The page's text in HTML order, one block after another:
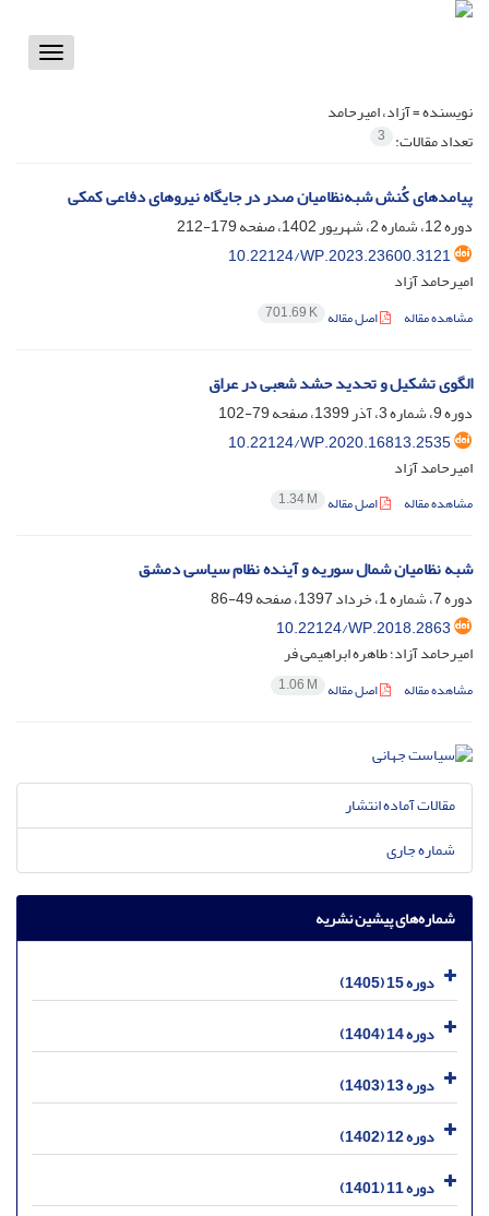
Toggle
نویسنده =آزاد، امیرحامد
تعداد مقالات: 3
پیامدهای کُنش شبه‌نظامیان صدر در جایگاه نیروهای دفاعی کمکی
دوره 12، شماره 2، شهریور 1402، صفحه
179-212
10.22124/WP.2023.23600.3121
امیرحامد آزاد
مشاهده مقاله اصل مقاله 701.69 K
الگوی تشکیل و تحدید حشد شعبی در عراق
دوره 9، شماره 3، آذر 1399، صفحه
79-102
10.22124/WP.2020.16813.2535
امیرحامد آزاد
مشاهده مقاله اصل مقاله 1.34 M
شبه نظامیان شمال سوریه و آینده نظام سیاسی دمشق
دوره 7، شماره 1، خرداد 1397، صفحه
49-86
10.22124/WP.2018.2863
امیرحامد آزاد؛ طاهره ابراهیمی فر
مشاهده مقاله اصل مقاله 1.06 M
مقالات آماده انتشار
شماره جاری
شماره‌های پیشین نشریه
دوره 15 (1405)
دوره 14 (1404)
دوره 13 (1403)
دوره 12 (1402)
دوره 11 (1401)